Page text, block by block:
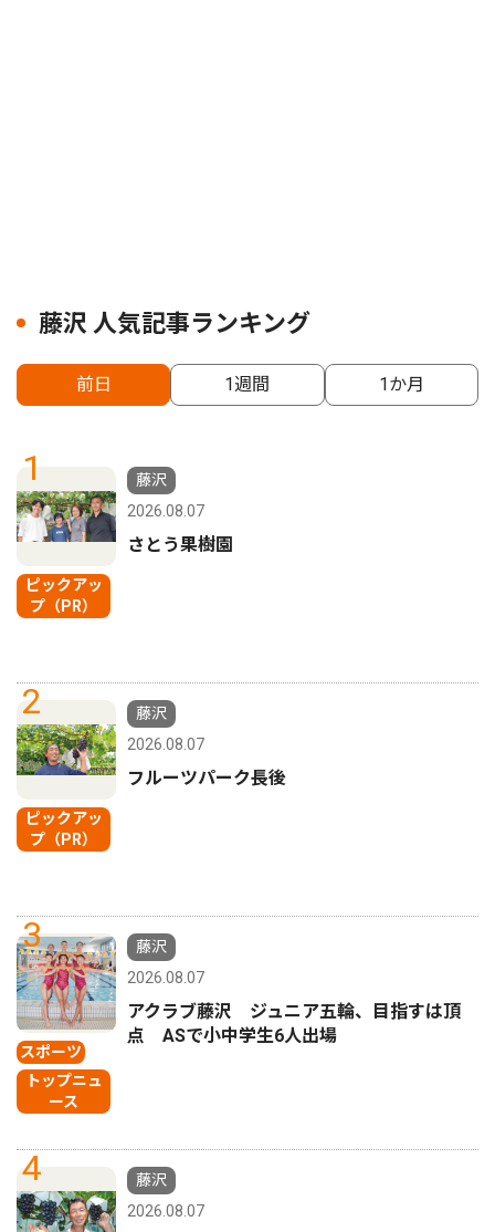
藤沢 人気記事ランキング
前日 1週間 1か月
1
ピックアッ
プ（PR）
藤沢
2026.08.07
さとう果樹園
2
ピックアッ
プ（PR）
藤沢
2026.08.07
フルーツパーク長後
3
スポーツ
トップニュ
ース
藤沢
2026.08.07
アクラブ藤沢 ジュニア五輪、目指すは頂
点 ASで小中学生6人出場
4
藤沢
2026.08.07